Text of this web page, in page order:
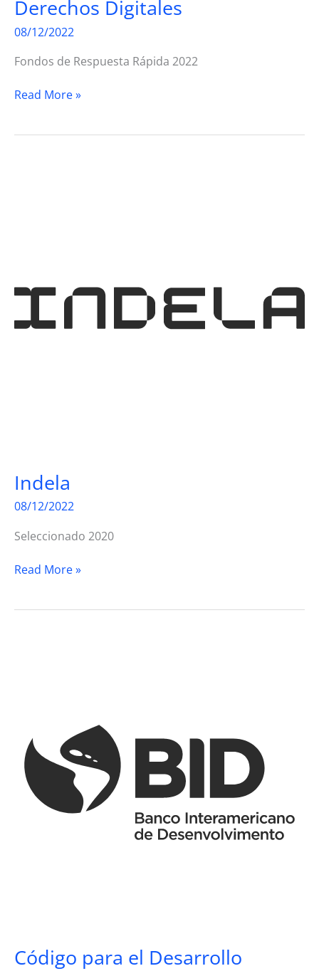
Derechos Digitales
08/12/2022
Fondos de Respuesta Rápida 2022
Derechos
Read More »
Indela
08/12/2022
Seleccionado 2020
Indela
Read More »
Código para el Desarrollo